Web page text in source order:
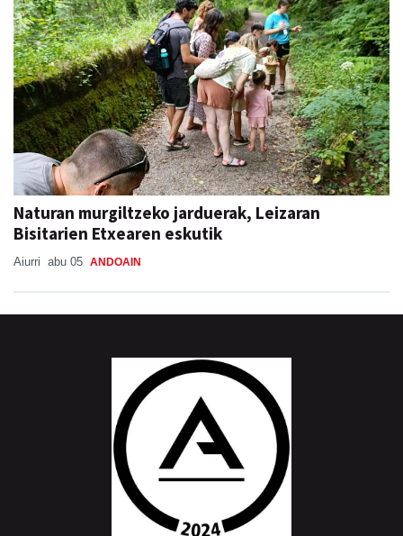
Naturan murgiltzeko jarduerak, Leizaran
Bisitarien Etxearen eskutik
Aiurri abu 05 ANDOAIN